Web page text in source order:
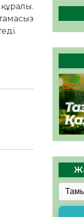
тірегі
ЕЛ